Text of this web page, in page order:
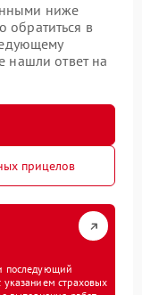
ниже
обратиться в
нашли ответ на
прицелов
последующий
указанием страховых